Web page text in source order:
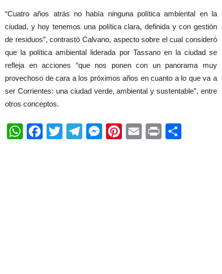
“Cuatro años atrás no había ninguna política ambiental en la
ciudad, y hoy tenemos una política clara, definida y con gestión
de residuos”, contrastó Calvano, aspecto sobre el cual consideró
que la política ambiental liderada por Tassano en la ciudad se
refleja en acciones “que nos ponen con un panorama muy
provechoso de cara a los próximos años en cuanto a lo que va a
ser Corrientes: una ciudad verde, ambiental y sustentable”, entre
otros conceptos.
WhatsApp
Facebook
TwitterTelegram
Messenger
Pinterest
EmailPrint